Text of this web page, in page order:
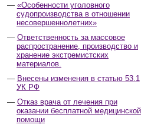
«Особенности уголовного
судопроизводства в отношении
несовершеннолетних»
Ответственность за массовое
распространение, производство и
хранение экстремистских
материалов.
Внесены изменения в статью 53.1
УК РФ
Отказ врача от лечения при
оказании бесплатной медицинской
помощи